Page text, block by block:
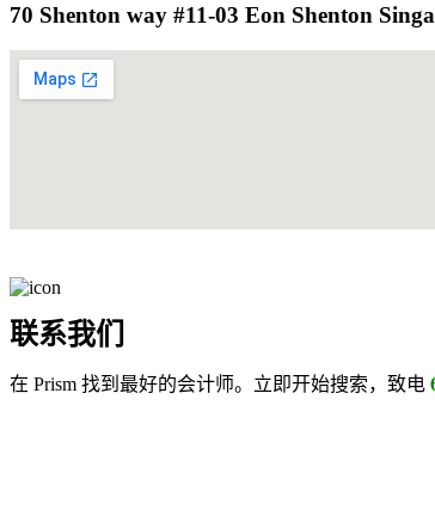
70 Shenton way #11-03 Eon Shenton
联系我们
在 Prism 找到最好的会计师。立即开始搜索，致电